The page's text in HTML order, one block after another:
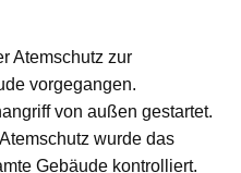
Atemschutz zur
vorgegangen.
von außen gestartet.
wurde das
Gebäude kontrolliert.